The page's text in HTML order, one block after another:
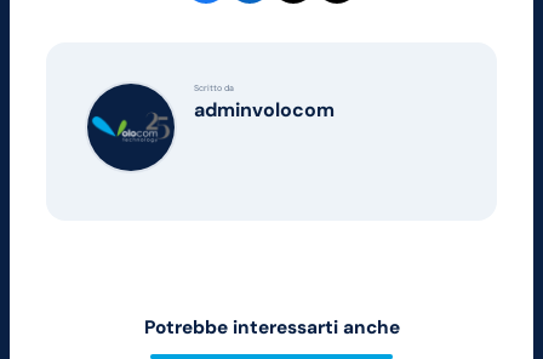
Scritto da
adminvolocom
Potrebbe interessarti anche